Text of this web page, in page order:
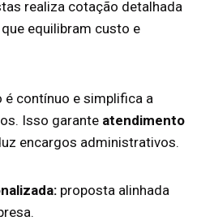
realiza cotação detalhada
equilibram custo e
é contínuo e simplifica a
Isso garante atendimento
encargos administrativos.
proposta alinhada